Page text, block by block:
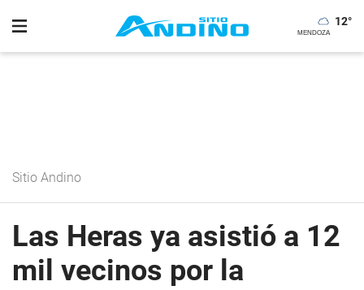
12°
Sitio Andino
Las Heras ya asistió a 12
mil vecinos por la